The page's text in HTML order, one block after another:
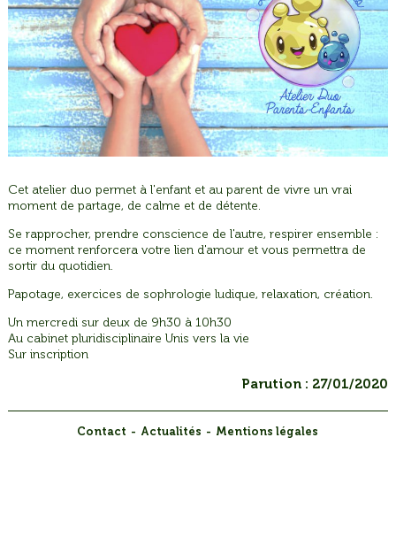
Cet atelier duo permet à l'enfant et au parent de vivre un vrai
moment de partage, de calme et de détente.
Se rapprocher, prendre conscience de l'autre, respirer ensemble :
ce moment renforcera votre lien d'amour et vous permettra de
sortir du quotidien.
Papotage, exercices de sophrologie ludique, relaxation, création.
Un mercredi sur deux de 9h30 à 10h30
Au cabinet pluridisciplinaire Unis vers la vie
Sur inscription
Parution : 27/01/2020
Contact Actualités Mentions légales